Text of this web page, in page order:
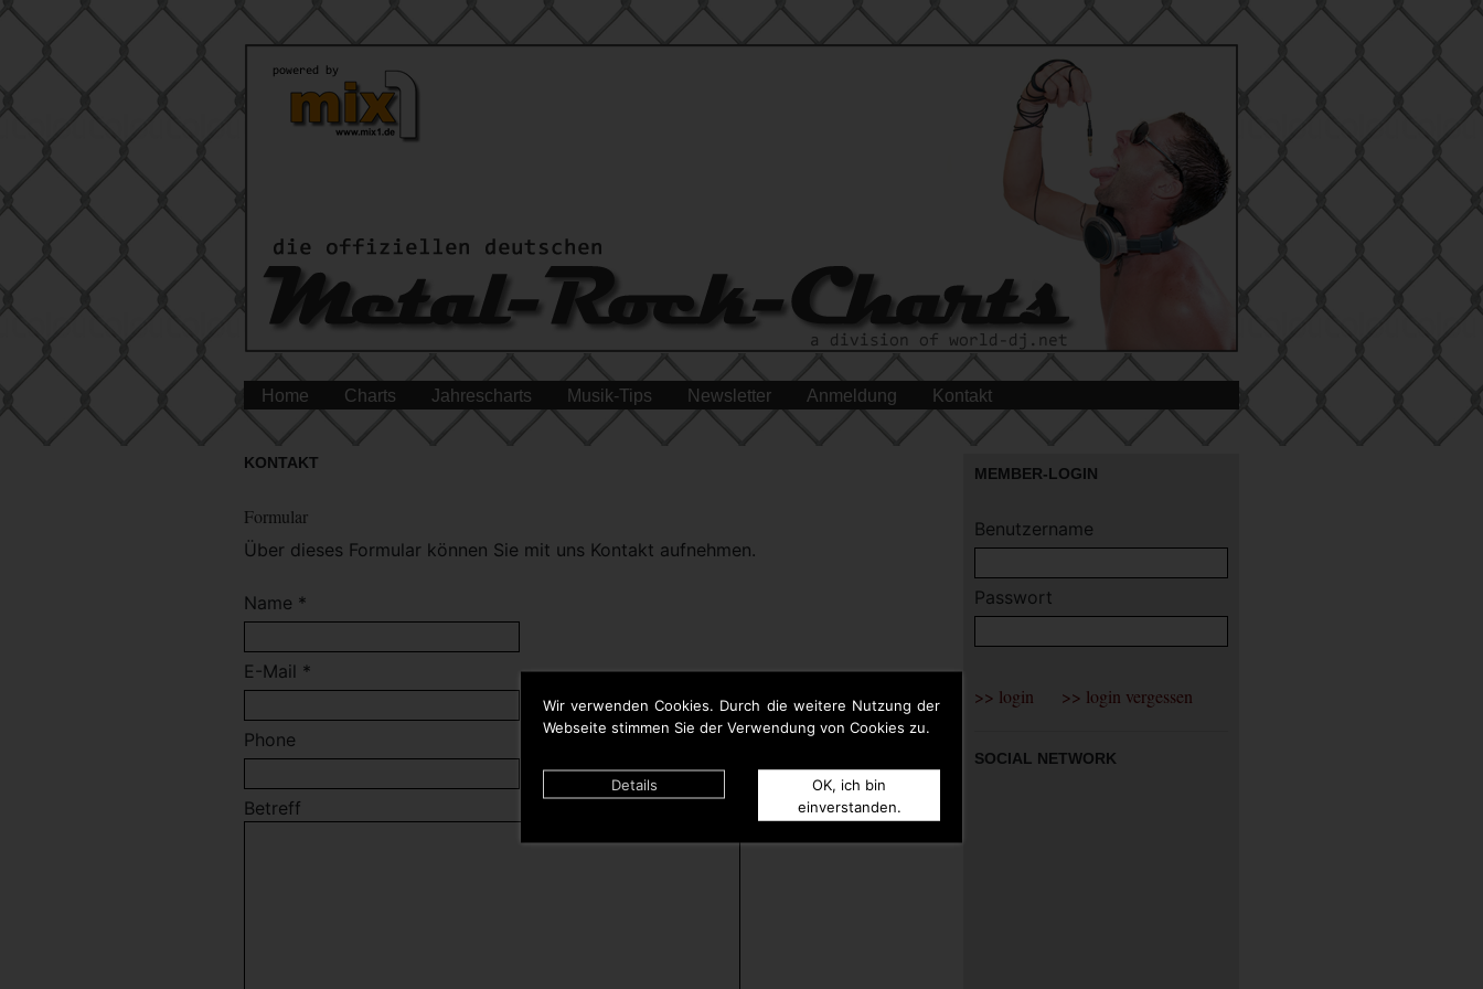
Wir verwenden Cookies. Durch die weitere Nutzung der
Webseite stimmen Sie der Verwendung von Cookies zu.
Details
OK, ich bin
einverstanden.
Home Charts Jahrescharts Musik-Tips Newsletter Anmeldung Kontakt
KONTAKT
Formular
Über dieses Formular können Sie mit uns Kontakt aufnehmen.
Name *
E-Mail *
Phone
Betreff
MEMBER-LOGIN
Benutzername
Passwort
SOCIAL NETWORK